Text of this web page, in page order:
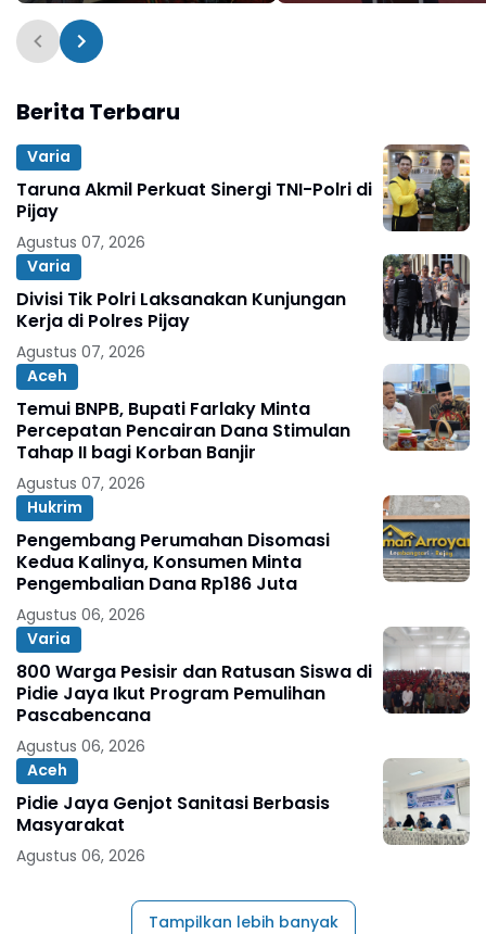
Berita Terbaru
Varia
Taruna Akmil Perkuat Sinergi TNI-Polri di
Pijay
Agustus 07, 2026
Varia
Divisi Tik Polri Laksanakan Kunjungan
Kerja di Polres Pijay
Agustus 07, 2026
Aceh
Temui BNPB, Bupati Farlaky Minta
Percepatan Pencairan Dana Stimulan
Tahap II bagi Korban Banjir
Agustus 07, 2026
Hukrim
Pengembang Perumahan Disomasi
Kedua Kalinya, Konsumen Minta
Pengembalian Dana Rp186 Juta
Agustus 06, 2026
Varia
800 Warga Pesisir dan Ratusan Siswa di
Pidie Jaya Ikut Program Pemulihan
Pascabencana
Agustus 06, 2026
Aceh
Pidie Jaya Genjot Sanitasi Berbasis
Masyarakat
Agustus 06, 2026
Tampilkan lebih banyak